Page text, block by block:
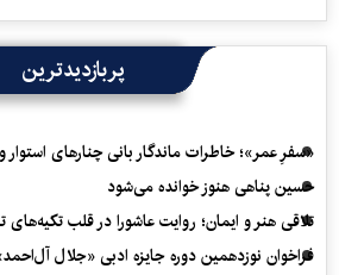
پربازدیدترین
«سفرِ عمر»؛ خاطرات ماندگار بانی چنارهای
حسین پناهی هنوز خوانده می‌شود
تلاقی هنر و ایمان؛ روایت عاشورا در قلب تکیه‌های
فراخوان نوزدهمین دوره جایزه ادبی «جلال